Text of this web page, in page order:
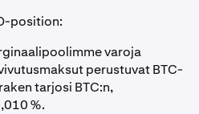
position:
varoja
perustuvat BTC-
tarjosi BTC:n,
%.